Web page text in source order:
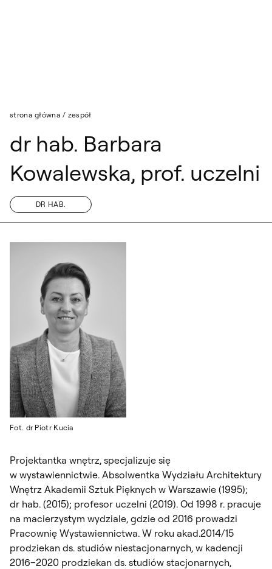
strona główna / zespół
dr hab. Barbara
Kowalewska, prof. uczelni
DR HAB.
Fot. dr Piotr Kucia
Projektantka wnętrz, specjalizuje się
w wystawiennictwie. Absolwentka Wydziału Architektury
Wnętrz Akademii Sztuk Pięknych w Warszawie (1995);
dr hab. (2015); profesor uczelni (2019). Od 1998 r. pracuje
na macierzystym wydziale, gdzie od 2016 prowadzi
Pracownię Wystawiennictwa. W roku akad.2014/15
prodziekan ds. studiów niestacjonarnych, w kadencji
2016–2020 prodziekan ds. studiów stacjonarnych,